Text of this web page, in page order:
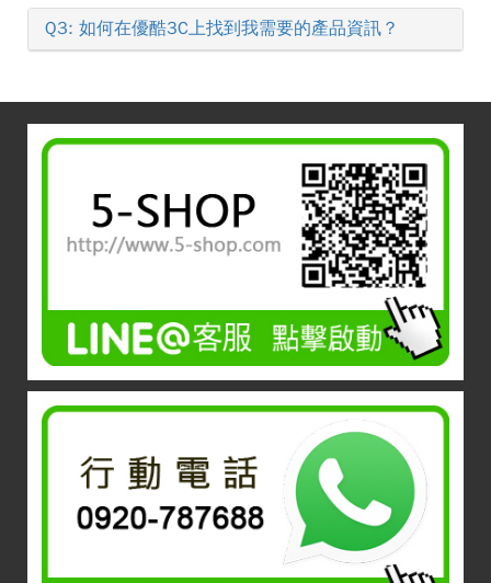
Q3: 如何在優酷3C上找到我需要的產品資訊？